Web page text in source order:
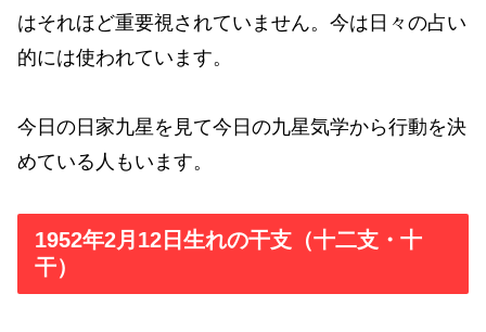
はそれほど重要視されていません。今は日々の占い
的には使われています。
今日の日家九星を見て今日の九星気学から行動を決
めている人もいます。
1952年2月12日生れの干支（十二支・十
干）